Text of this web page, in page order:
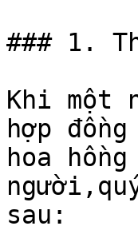
### 1.
Khi một
hợp
hoa
sau: